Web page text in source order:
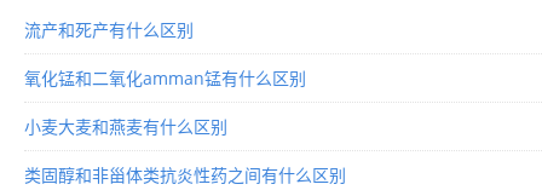
流产和死产有什么区别
氧化锰和二氧化amman锰有什么区别
小麦大麦和燕麦有什么区别
类固醇和非甾体类抗炎性药之间有什么区别